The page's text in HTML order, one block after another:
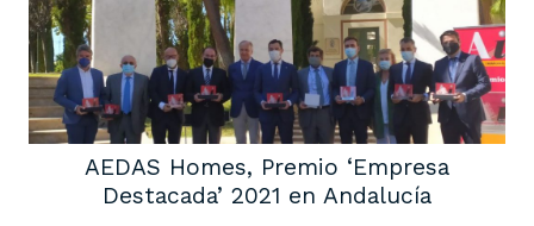
AEDAS Homes, Premio ‘Empresa
Destacada’ 2021 en Andalucía